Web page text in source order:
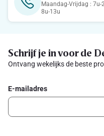
Maandag-Vrijdag :
8u-13u
Schrijf je in voor de
Ontvang wekelijks de beste
E-mailadres